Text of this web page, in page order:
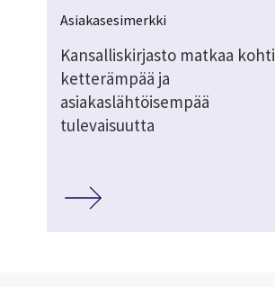
Asiakasesimerkki
Kansalliskirjasto matkaa kohti
ketterämpää ja
asiakaslähtöisempää
tulevaisuutta